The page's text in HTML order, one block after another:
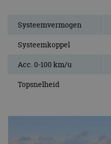
Systeemvermogen
Systeemkoppel
Acc. 0-100 km/u
Topsnelheid